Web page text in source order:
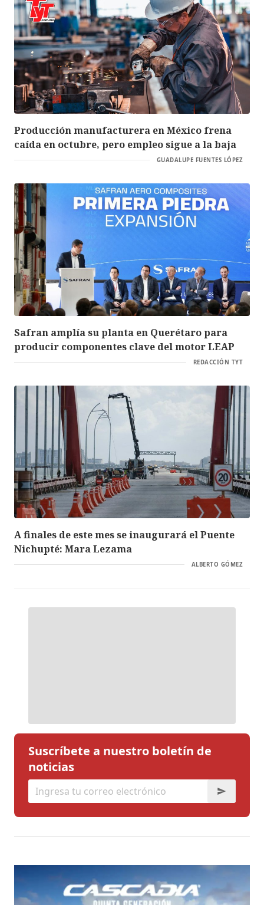
Producción manufacturera en México frena
caída en octubre, pero empleo sigue a la baja
GUADALUPE FUENTES LÓPEZ
Safran amplía su planta en Querétaro para
producir componentes clave del motor LEAP
REDACCIÓN TYT
A finales de este mes se inaugurará el Puente
Nichupté: Mara Lezama
ALBERTO GÓMEZ
Suscríbete a nuestro boletín de
noticias